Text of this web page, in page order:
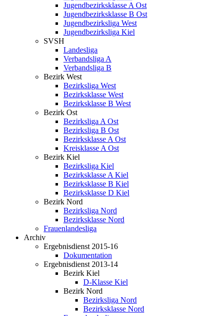
Jugendbezirksklasse A Ost
Jugendbezirksklasse B Ost
Jugendbezirksliga West
Jugendbezirksliga Kiel
SVSH
Landesliga
Verbandsliga A
Verbandsliga B
Bezirk West
Bezirksliga West
Bezirksklasse West
Bezirksklasse B West
Bezirk Ost
Bezirksliga A Ost
Bezirksliga B Ost
Bezirksklasse A Ost
Kreisklasse A Ost
Bezirk Kiel
Bezirksliga Kiel
Bezirksklasse A Kiel
Bezirksklasse B Kiel
Bezirksklasse D Kiel
Bezirk Nord
Bezirksliga Nord
Bezirksklasse Nord
Frauenlandesliga
Archiv
Ergebnisdienst 2015-16
Dokumentation
Ergebnisdienst 2013-14
Bezirk Kiel
D-Klasse Kiel
Bezirk Nord
Bezirksliga Nord
Bezirksklasse Nord